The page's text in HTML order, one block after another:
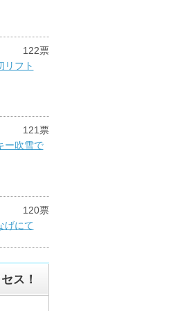
122票
リフト
121票
ー吹雪で
120票
げにて
ス！